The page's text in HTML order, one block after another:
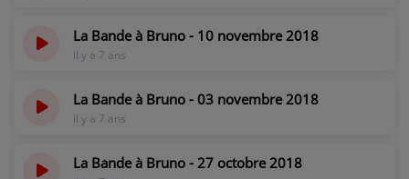
La Bande à Bruno - 10 novembre 2018
il y a 7 ans
La Bande à Bruno - 03 novembre 2018
il y a 7 ans
La Bande à Bruno - 27 octobre 2018